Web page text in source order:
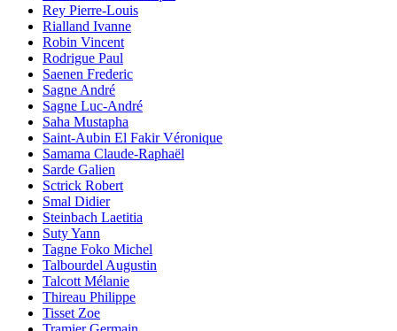
Rey Pierre-Louis
Rialland Ivanne
Robin Vincent
Rodrigue Paul
Saenen Frederic
Sagne André
Sagne Luc-André
Saha Mustapha
Saint-Aubin El Fakir Véronique
Samama Claude-Raphaël
Sarde Galien
Sctrick Robert
Smal Didier
Steinbach Laetitia
Suty Yann
Tagne Foko Michel
Talbourdel Augustin
Talcott Mélanie
Thireau Philippe
Tisset Zoe